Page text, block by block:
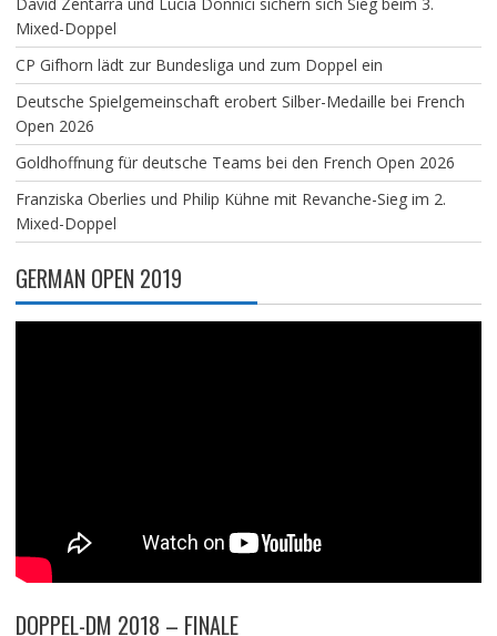
Mixed-Doppel
CP Gifhorn lädt zur Bundesliga und zum Doppel ein
Deutsche Spielgemeinschaft erobert Silber-Medaille bei French
Open 2026
Goldhoffnung für deutsche Teams bei den French Open 2026
Franziska Oberlies und Philip Kühne mit Revanche-Sieg im 2.
Mixed-Doppel
GERMAN OPEN 2019
DOPPEL-DM 2018 – FINALE